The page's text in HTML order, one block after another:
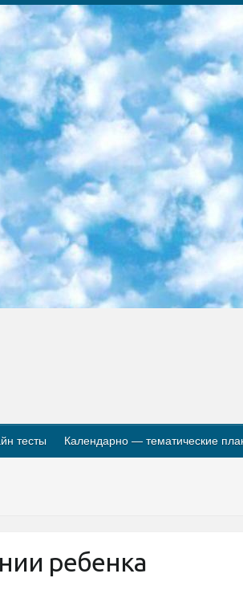
(в письменной форме по предметам, проводимым в форме) из числа сформированных вариантов выбрано 2 варианта; 2 выбранных варианта экзамена анонсированы на официальном сайте министерства и все выпускники по всей стране на основе этих вариантов проводит итоговую государственную аттестацию. 6. Государственное образование учащихся средних общеобразовательных учреждений. знания в соответствии с квалификационными требованиями, которые необходимо приобрести на основании стандартов итоговый (выпускной) контроль для 9 и 11 классов в целях тестирования Экзамены (далее – экзамены) состоят из предметов, перечисленных в приложении 1. будет сделано. 7. Экзамены пройдут с 26 мая по 15 июня 2024 г. (кроме науки физического воспитания). 8. Физическая для учащихся 9 классов общесредних образовательных учреждений. Экзамены по предмету «Образование, квалификация медицина» 1-6 мая 2024 года. сотрудники перевести под присмотр (с отклонениями в физическом или умственном развитии) специализированная школа для детей, школы-интернаты и со сколиозом школы-интернаты санаторного типа для больных детей исключены). 9. Он был слепым, слабовидящим и имел нарушения опорно-двигательного аппарата. экзамены в специализированных школах и интернатах для детей должны проводиться исходя из требований, предъявляемых к общеобразовательным учреждениям (физкультура кроме науки). 10. Специализированная школа для глухих и слабослышащих детей. и экзамены в интернатах и быть реализован в виде письменного теста по математике. 11. Специальность для умственно отсталых детей. Для 9 класса Родной язык и литературное письмо Государственный язык (язык обучения – узбекский). для неклассов) написано Математическое письмо Письменная/устная история Узбекистана Физическое воспитание практично Итоговый контроль Для 11 класса Написание родного языка и литературы (эссе) Математическое письмо Узбекский язык (обучение на узбекском языке) не посещающее общее среднее образование для учреждений)/Образовательное учреждение выбор письменный и устный Иностранный язык письменный/устный Письменная/устная история Узбекистана *По выбору студента:  Химия  Физика  Основы государственного права  География 10 бесплатных образовательных ресурсов - Мы составили подборку онлайн-проектов с интерактивными упражнениями, видеолекциями и статьями. Они помогут вам обрести новые и освежить старые знания бесплатно. 1. «ИНТУИТ» Старейшая образовательная площадка Рунета. Здесь вы найдёте сотни текстовых и видеокурсов на десятки различных тем — от программирования до психологии. Многие курсы подготовлены российскими университетами и крупными международными компаниями вроде Intel и Microsoft. Самостоятельное обучение бесплатное, но желающие могут оплатить услуги персональных наставников. 2. «Смартия» знакомит с актуальными профессиями и подсказывает, как им обучаться. Выбрав заинтересовавшую вас специальность — SMM-специалист, фотограф, веб-дизайнер или другую, — увидите список необходимых для неё умений. Чтобы
тесты Календарно — тематические
ребенка